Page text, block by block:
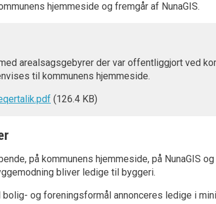
hjemmeside og fremgår af NunaGIS.
arealsagsgebyrer der var offentliggjort ved
til kommunens hjemmeside.
(126.4 KB)
på kommunens hjemmeside, på NunaGIS
bliver ledige til byggeri.
og foreningsformål annonceres ledige i